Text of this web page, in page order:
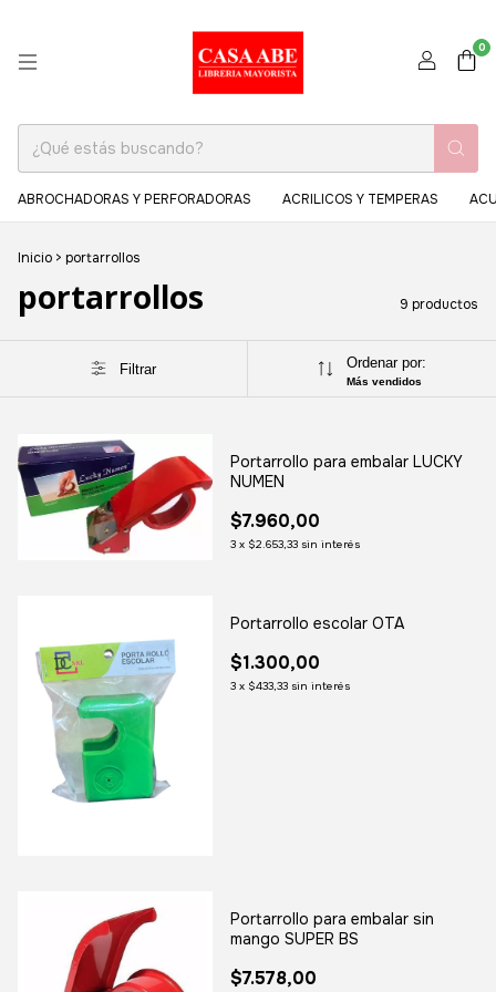
0
ABROCHADORAS Y PERFORADORAS ACRILICOS Y TEMPERAS
Inicio > portarrollos
portarrollos 9 productos
Filtrar Ordenar por:
Más vendidos
Portarrollo para embalar LUCKY
NUMEN
$7.960,00
3 x $2.653,33 sin interés
Portarrollo escolar OTA
$1.300,00
3 x $433,33 sin interés
Portarrollo para embalar sin
mango SUPER BS
$7.578,00